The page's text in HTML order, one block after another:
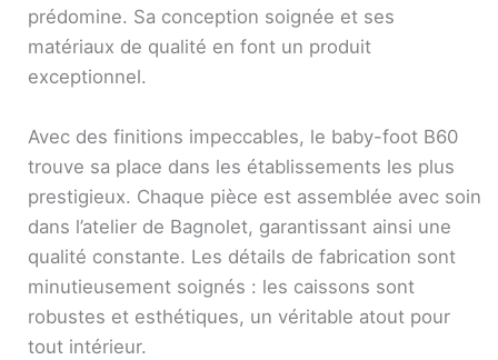
prédomine. Sa conception soignée et ses
matériaux de qualité en font un produit
exceptionnel.
Avec des finitions impeccables, le baby-foot B60
trouve sa place dans les établissements les plus
prestigieux. Chaque pièce est assemblée avec soin
dans l’atelier de Bagnolet, garantissant ainsi une
qualité constante. Les détails de fabrication sont
minutieusement soignés : les caissons sont
robustes et esthétiques, un véritable atout pour
tout intérieur.